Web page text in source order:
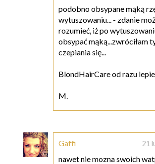
podobno obsypane mąką
wytuszowaniu... - zdanie
rozumieć, iż po
obsypać mąką...zwróciłam
czepiania się...
BlondHairCare od razu
M.
Gaffi 21
nawet nie mozna swoich